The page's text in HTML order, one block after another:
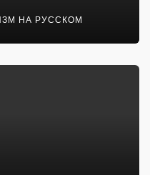
НА РУССКОМ